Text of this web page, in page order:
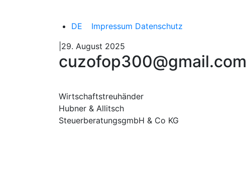
DE
Impressum Datenschutz
|29. August 2025
cuzofop300@gmail.com
Wirtschaftstreuhänder
Hubner & Allitsch
SteuerberatungsgmbH & Co KG